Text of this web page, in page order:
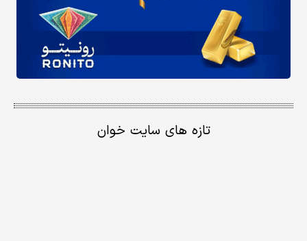
تازه های سایت خوان